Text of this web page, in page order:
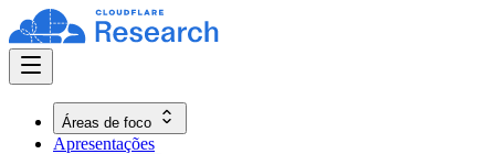
Áreas de foco
Apresentações